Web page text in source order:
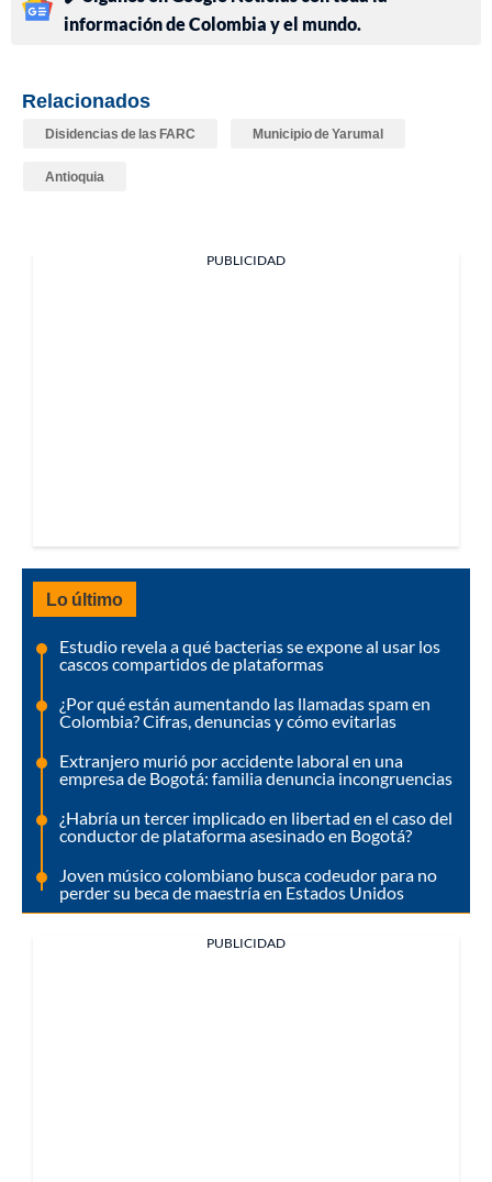
información de Colombia y el mundo.
Relacionados
Disidencias de las FARC Municipio de Yarumal
Antioquia
PUBLICIDAD
Lo último
Estudio revela a qué bacterias se expone al usar los
cascos compartidos de plataformas
¿Por qué están aumentando las llamadas spam en
Colombia? Cifras, denuncias y cómo evitarlas
Extranjero murió por accidente laboral en una
empresa de Bogotá: familia denuncia incongruencias
¿Habría un tercer implicado en libertad en el caso del
conductor de plataforma asesinado en Bogotá?
Joven músico colombiano busca codeudor para no
perder su beca de maestría en Estados Unidos
PUBLICIDAD